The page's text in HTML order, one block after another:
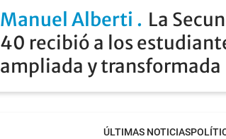
Manuel Alberti
La
40 recibió a los
ampliada y transformada
ÚLTIMAS NOTICIAS